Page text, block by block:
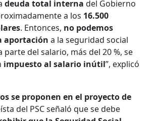
deuda total interna del Gobierno
a los 16.500
. Entonces, no podemos
aportacióna la seguridad social
parte del salario, más del 20 %, se
impuesto al salario inútil”, explicó
se proponen en el proyecto de
del PSC señaló que se debe